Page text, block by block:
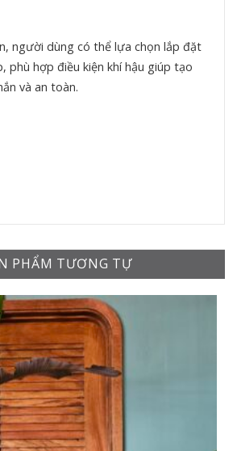
người dùng có thể lựa chọn lắp đặt
phù hợp điều kiện khí hậu giúp tạo
và an toàn.
PHẨM TƯƠNG TỰ